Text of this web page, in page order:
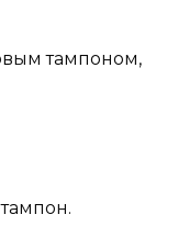
тампоном,